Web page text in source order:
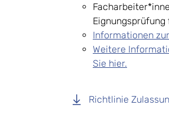
Informationen
Weitere
Sie hier.
Richtlinie